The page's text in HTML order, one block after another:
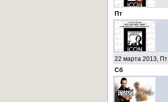
Пт
22 марта 2013, Пт
Сб